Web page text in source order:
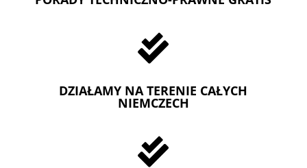

DZIAŁAMY NA TERENIE CAŁYCH
NIEMCZECH
